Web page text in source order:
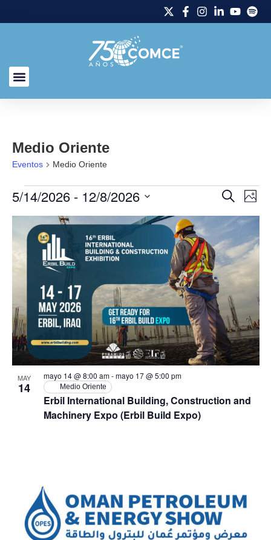
Medio Oriente
Eventos Medio Oriente
de
y
vistas
de
Buscar
de
de
Foto
5/14/2026 - 12/8/2026
List
of
events
in
Photo
View
MAY
14
Erbil International Building, Construction and
Machinery Expo (Erbil Build Expo)
mayo 14 @ 8:00 am-mayo 17 @ 5:00 pm
Medio Oriente